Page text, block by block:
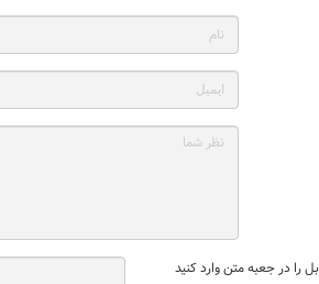
را در جعبه متن وارد کنید